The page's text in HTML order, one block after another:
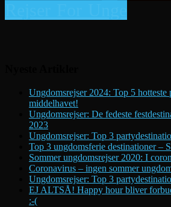
Ungdomsrejser 2024: Top 5 hotteste
middelhavet!
Ungdomsrejser: De fedeste
2023
Ungdomsrejser: Top 3
Top 3 ungdomsferie destinationer –
Sommer ungdomsrejser 2020: I
Coronavirus – ingen sommer
Ungdomsrejser: Top 3
EJ ALTSÅ! Happy hour bliver
:-(